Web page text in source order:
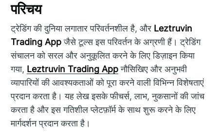
परिचय
ट्रेडिंग की दुनिया लगातार परिवर्तनशील है, और Leztruvin
Trading Appजैसे टूल्स इस परिवर्तन के अग्रणी हैं। ट्रेडिंग
संचालन को सरल और अनुकूलित करने के लिए डिज़ाइन किया
गया, Leztruvin Trading Appनौसिखिए और अनुभवी
व्यापारियों की आवश्यकताओं को पूरा करने वाली विभिन्न विशेषताएं
प्रदान करता है। यह लेख इसके फीचर्स, लाभ, नुकसानों की जांच
करता है और इस गतिशील प्लेटफ़ॉर्म के साथ शुरू करने के लिए
मार्गदर्शन प्रदान करता है।